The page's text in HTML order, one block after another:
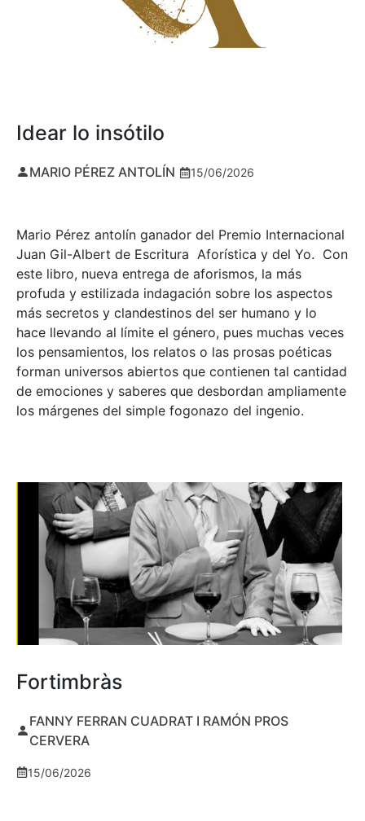
Idear lo insótilo
MARIO PÉREZ ANTOLÍN 15/06/2026
Mario Pérez antolín ganador del Premio Internacional
Juan Gil-Albert de Escritura Aforística y del Yo. Con
este libro, nueva entrega de aforismos, la más
profuda y estilizada indagación sobre los aspectos
más secretos y clandestinos del ser humano y lo
hace llevando al límite el género, pues muchas veces
los pensamientos, los relatos o las prosas poéticas
forman universos abiertos que contienen tal cantidad
de emociones y saberes que desbordan ampliamente
los márgenes del simple fogonazo del ingenio.
Fortimbràs
FANNY FERRAN CUADRAT I RAMÓN PROS
CERVERA
15/06/2026